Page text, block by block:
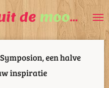
de mooiste
Symposion, een halve
inspiratie